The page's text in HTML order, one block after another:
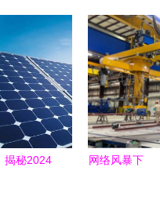
行业信息化
解决方案
华智软件如
何支撑面包
西饼连锁门
店高效运营
关键支撑软
件的架构设
计与实践
揭秘2024
网络风暴下